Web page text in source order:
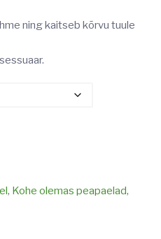
ning kaitseb kõrvu tuule
, Kohe olemas peapaelad,